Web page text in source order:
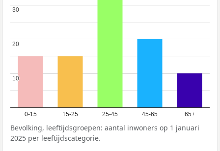
0-15 15-25 25-45 45-65 65+
10
10
20
20
30
30
Bevolking, leeftijdsgroepen: aantal inwoners op 1 januari
2025 per leeftijdscategorie.